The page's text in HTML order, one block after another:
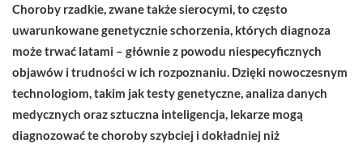
Choroby rzadkie, zwane także sierocymi, to często
uwarunkowane genetycznie schorzenia, których diagnoza
może trwać latami – głównie z powodu niespecyficznych
objawów i trudności w ich rozpoznaniu. Dzięki nowoczesnym
technologiom, takim jak testy genetyczne, analiza danych
medycznych oraz sztuczna inteligencja, lekarze mogą
diagnozować te choroby szybciej i dokładniej niż